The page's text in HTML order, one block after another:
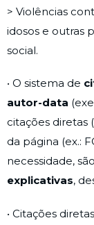
> Violências
idosos e outras
social.
• O sistema de
autor-data
citações diretas
da página (ex.:
necessidade,
explicativas,
• Citações